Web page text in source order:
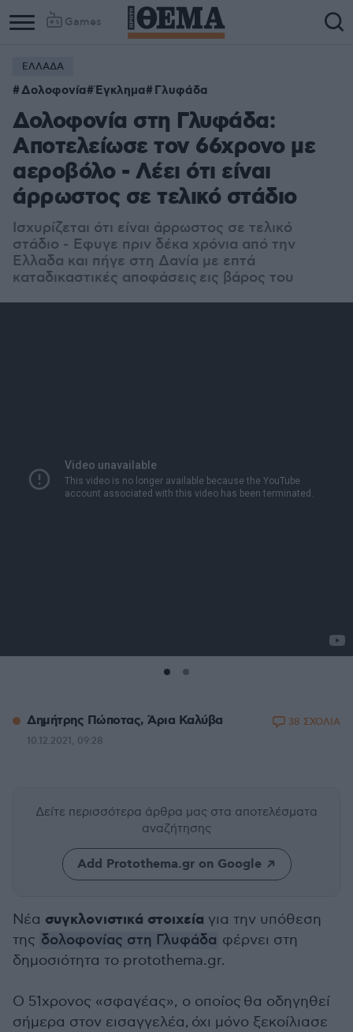
Games
ΕΛΛΑΔΑ
Δολοφονία Έγκλημα Γλυφάδα
Δολοφονία στη Γλυφάδα:
Αποτελείωσε τον 66χρονο με
αεροβόλο - Λέει ότι είναι
άρρωστος σε τελικό στάδιο
Ισχυρίζεται ότι είναι άρρωστος σε τελικό
στάδιο - Εφυγε πριν δέκα χρόνια από την
Ελλαδα και πήγε στη Δανία με επτά
καταδικαστικές αποφάσεις εις βάρος του
Δημήτρης Πώποτας, Άρια Καλύβα
10.12.2021, 09:28
38 ΣΧΟΛΙΑ
Δείτε περισσότερα άρθρα μας στα αποτελέσματα
αναζήτησης
Add Protothema.gr on Google
Νέα συγκλονιστικά στοιχεία για την υπόθεση
της δολοφονίας στη Γλυφάδα φέρνει στη
δημοσιότητα το protothema.gr.
Ο 51χρονος «σφαγέας», ο οποίος θα οδηγηθεί
σήμερα στον εισαγγελέα, όχι μόνο ξεκοίλιασε